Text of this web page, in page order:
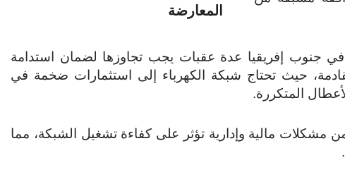
المعارضة
في جنوب إفريقيا عدة عقبات يجب تجاوزها لضمان استدامة
حيث تحتاج شبكة الكهرباء إلى استثمارات ضخمة في
المتكررة.
مشكلات مالية وإدارية تؤثر على كفاءة تشغيل الشبكة، مما